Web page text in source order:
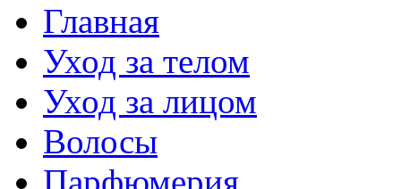
Главная
Уход за телом
Уход за лицом
Волосы
Парфюмерия